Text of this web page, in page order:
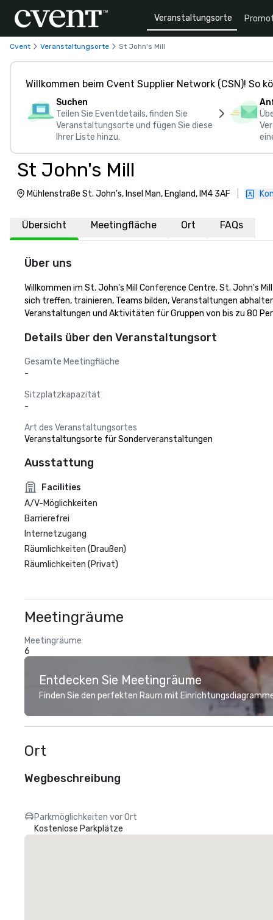
Veranstaltungsorte
Cvent Veranstaltungsorte St John's Mill
Willkommen beim Cvent Supplier Network (CSN)! So
Suchen
Teilen Sie Eventdetails, finden Sie
Veranstaltungsorte und fügen Sie diese
Ihrer Liste hinzu.
St John's Mill
Mühlenstraße St. John's, Insel Man, England, IM4 3AF
Übersicht Meetingfläche Ort FAQs
Über uns
Willkommen im St. John's Mill Conference Centre. St. John's
sich treffen, trainieren, Teams bilden, Veranstaltungen
Veranstaltungen und Aktivitäten für Gruppen von bis zu 80
Details über den Veranstaltungsort
Gesamte Meetingfläche
-
Sitzplatzkapazität
-
Art des Veranstaltungsortes
Veranstaltungsorte für Sonderveranstaltungen
Ausstattung
Facilities
A/V-Möglichkeiten
Barrierefrei
Internetzugang
Räumlichkeiten (Draußen)
Räumlichkeiten (Privat)
Meetingräume
Meetingräume
6
Entdecken Sie Meetingräume
Finden Sie den perfekten Raum mit
Ort
Wegbeschreibung
Parkmöglichkeiten vor Ort
Kostenlose Parkplätze